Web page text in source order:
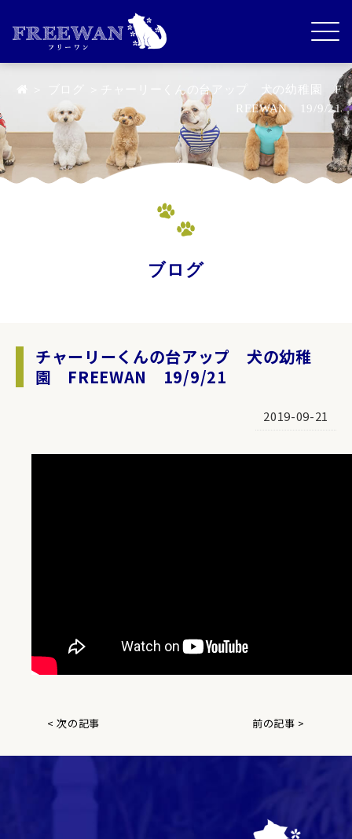
＞チャーリーくんの台アップ 犬の幼稚園 F
REEWAN 19/9/21
ブログ
チャーリーくんの台アップ 犬の幼稚
園 FREEWAN 19/9/21
2019-09-21
< 次の記事 前の記事 >